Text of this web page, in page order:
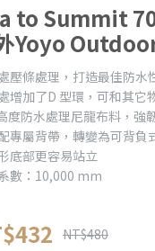
to Summit
Yoyo
壓條處理，打造最佳防水
增加了D 型環，可和其它
度防水處理尼龍布料，強
專屬背帶，轉變為可背負
底部更容易站立
數：10,000 mm
NT$480